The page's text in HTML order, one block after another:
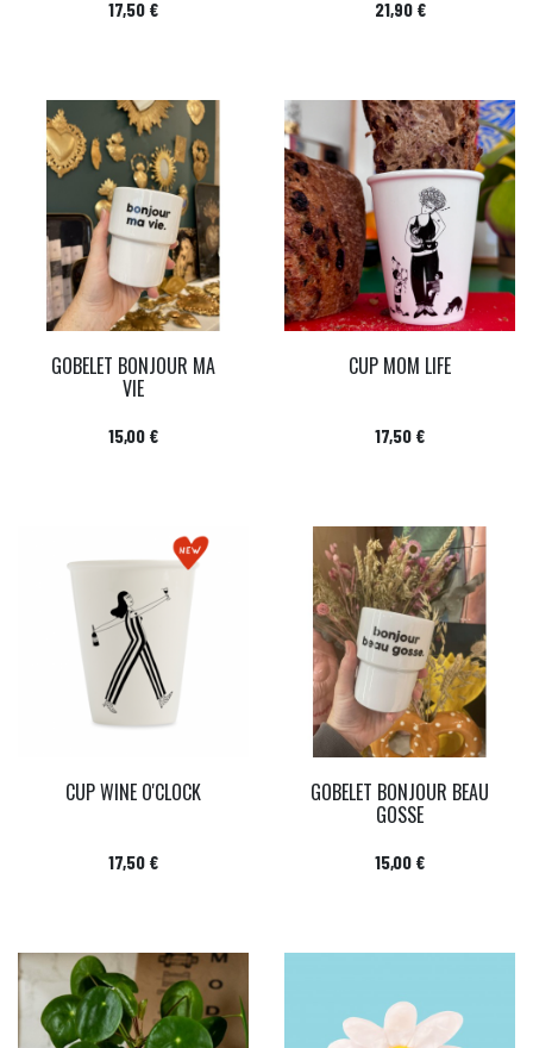
Prix
17,50 € Prix
21,90 €
GOBELET BONJOUR MA
VIE
Prix
15,00 €
CUP MOM LIFE
Prix
17,50 €
CUP WINE O'CLOCK
Prix
17,50 €
GOBELET BONJOUR BEAU
GOSSE
Prix
15,00 €